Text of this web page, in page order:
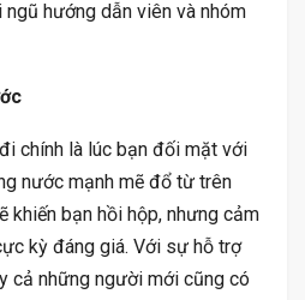
hướng dẫn viên và nhóm
chính là lúc bạn đối mặt với
nước mạnh mẽ đổ từ trên
khiến bạn hồi hộp, nhưng cảm
kỳ đáng giá. Với sự hỗ trợ
cả những người mới cũng có